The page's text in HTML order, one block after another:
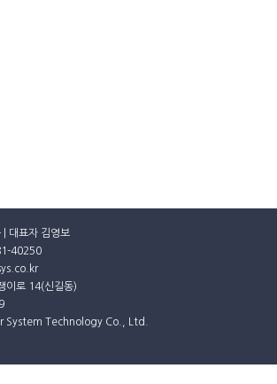
| 대표자 김영보
40250
이로 14(신길동)
System Technology Co., Ltd.